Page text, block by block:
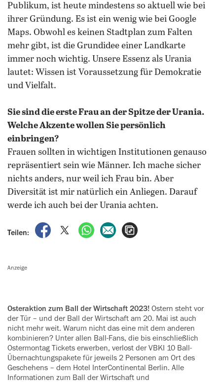
Publikum, ist heute mindestens so aktuell wie bei
ihrer Gründung. Es ist ein wenig wie bei Google
Maps. Obwohl es keinen Stadtplan zum Falten
mehr gibt, ist die Grundidee einer Landkarte
immer noch wichtig. Unsere Essenz als Urania
lautet: Wissen ist Voraussetzung für Demokratie
und Vielfalt.
Sie sind die erste Frau an der Spitze der Urania.
Welche Akzente wollen Sie persönlich
einbringen?
Frauen sollten in wichtigen Institutionen genauso
repräsentiert sein wie Männer. Ich mache sicher
nichts anders, nur weil ich Frau bin. Aber
Diversität ist mir natürlich ein Anliegen. Darauf
werde ich auch bei der Urania achten.
Teilen:
auf Facebook teilen
auf X teilenper WhatsApp teilen
per E-Mail teilen
Anzeige
Osteraktion zum Ball der Wirtschaft 2023! Ostern steht vor
der Tür – und der Ball der Wirtschaft am 20. Mai ist auch
nicht mehr weit. Warum nicht das eine mit dem anderen
kombinieren? Unter allen Ball-Fans, die bis einschließlich
Ostermontag Tickets erwerben, verlost der VBKI 10 Ball-
Übernachtungspakete für jeweils 2 Personen am Ort des
Geschehens – dem Hotel InterContinental Berlin. Alle
Informationen zum Ball der Wirtschaft und